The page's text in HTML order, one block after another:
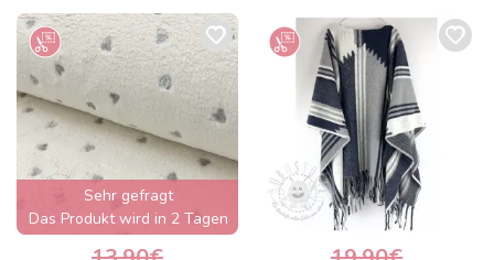
Sehr gefragt
Das Produkt wird in 2 Tagen
ausverkauft sein